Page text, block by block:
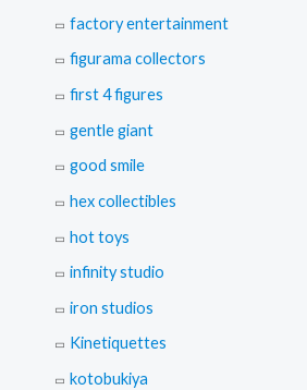
factory entertainment
figurama collectors
first 4 figures
gentle giant
good smile
hex collectibles
hot toys
infinity studio
iron studios
Kinetiquettes
kotobukiya